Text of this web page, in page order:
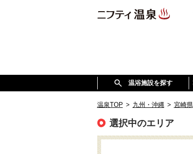
温浴施設を探す
温泉TOP > 九州・沖縄 > 宮崎県
選択中のエリア